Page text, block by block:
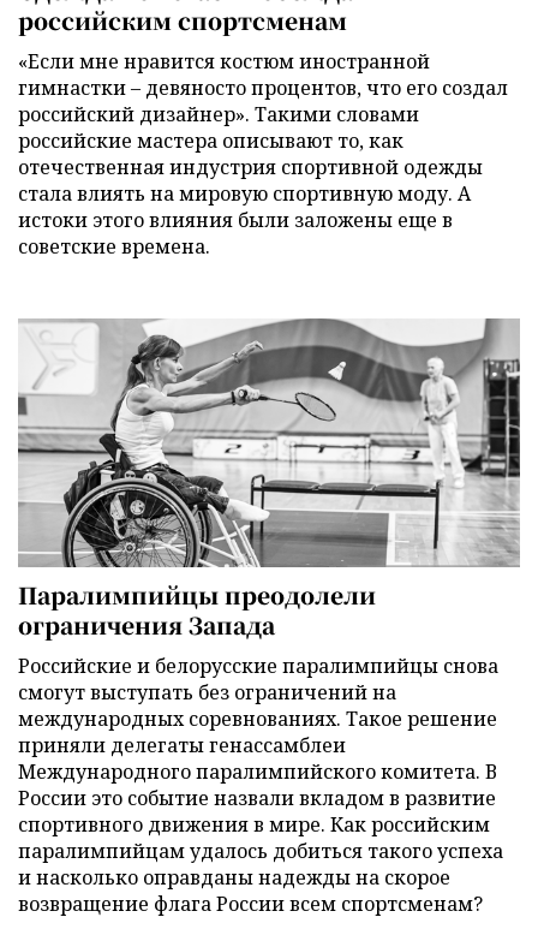
российским спортсменам
«Если мне нравится костюм иностранной
гимнастки – девяносто процентов, что его создал
российский дизайнер». Такими словами
российские мастера описывают то, как
отечественная индустрия спортивной одежды
стала влиять на мировую спортивную моду. А
истоки этого влияния были заложены еще в
советские времена.
Паралимпийцы преодолели
ограничения Запада
Российские и белорусские паралимпийцы снова
смогут выступать без ограничений на
международных соревнованиях. Такое решение
приняли делегаты генассамблеи
Международного паралимпийского комитета. В
России это событие назвали вкладом в развитие
спортивного движения в мире. Как российским
паралимпийцам удалось добиться такого успеха
и насколько оправданы надежды на скорое
возвращение флага России всем спортсменам?